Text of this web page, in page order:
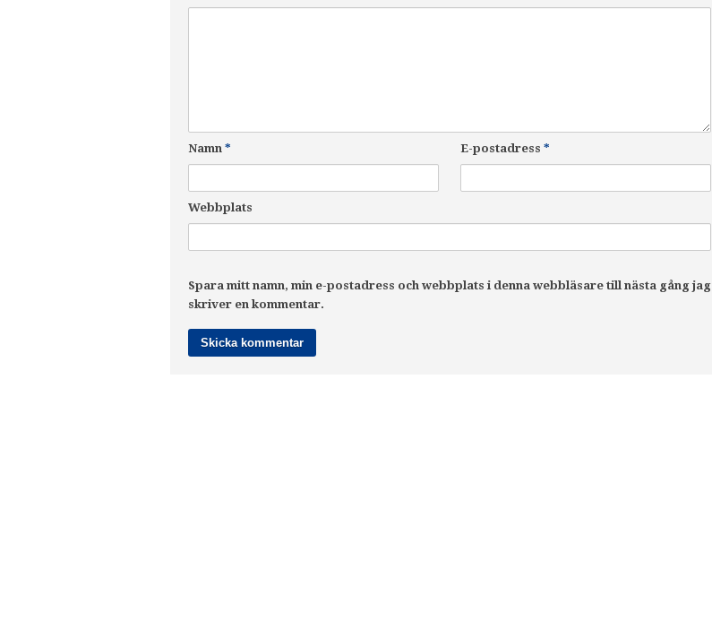
Namn * E-postadress *
Webbplats
Spara mitt namn, min e-postadress och webbplats i denna webbläsare till nästa gång jag
skriver en kommentar.